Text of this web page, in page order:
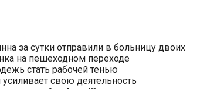
за сутки отправили в больницу двоих
на пешеходном переходе
стать рабочей тенью
свою деятельность